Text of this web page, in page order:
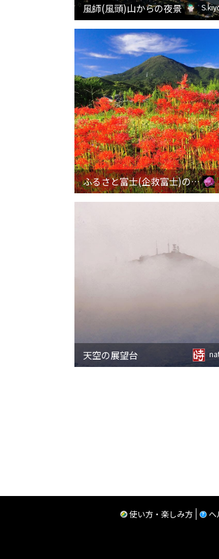
風師(風頭)山からの夜景
ふるさと富士(企救富士)の四季 その４ 秋
天空の展望台
使い方・楽しみ方 ヘ